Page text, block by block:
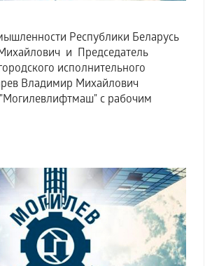
Республики Беларусь
и Председатель
исполнительного
Владимир Михайлович
с рабочим